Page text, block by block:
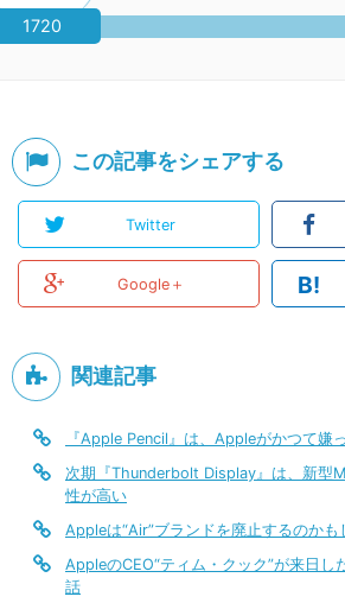
1720
この記事をシェアする
Twitter
Google＋ B!
関連記事
『Apple Pencil』は、Appleがかつて嫌
次期『Thunderbolt Display』は、新型
性が高い
Appleは“Air”ブランドを廃止するのかも
AppleのCEO“ティム・クック”が来日し
話